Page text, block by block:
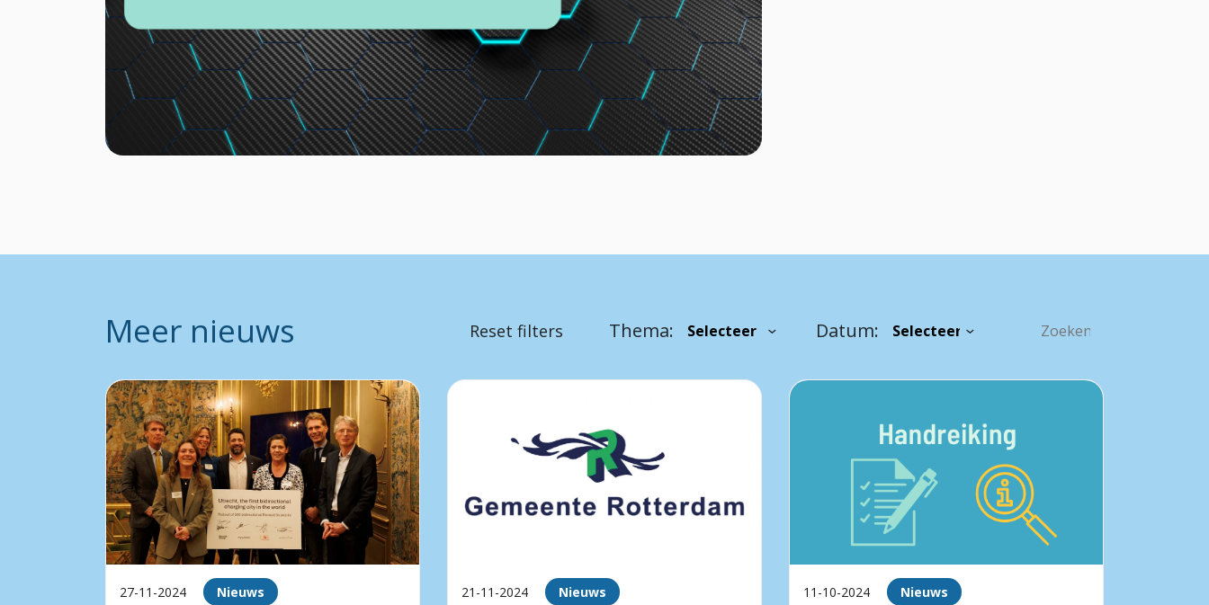
Meer nieuws Reset filters Thema: Datum:
27-11-2024 Nieuws 21-11-2024 Nieuws 11-10-2024 Nieuws